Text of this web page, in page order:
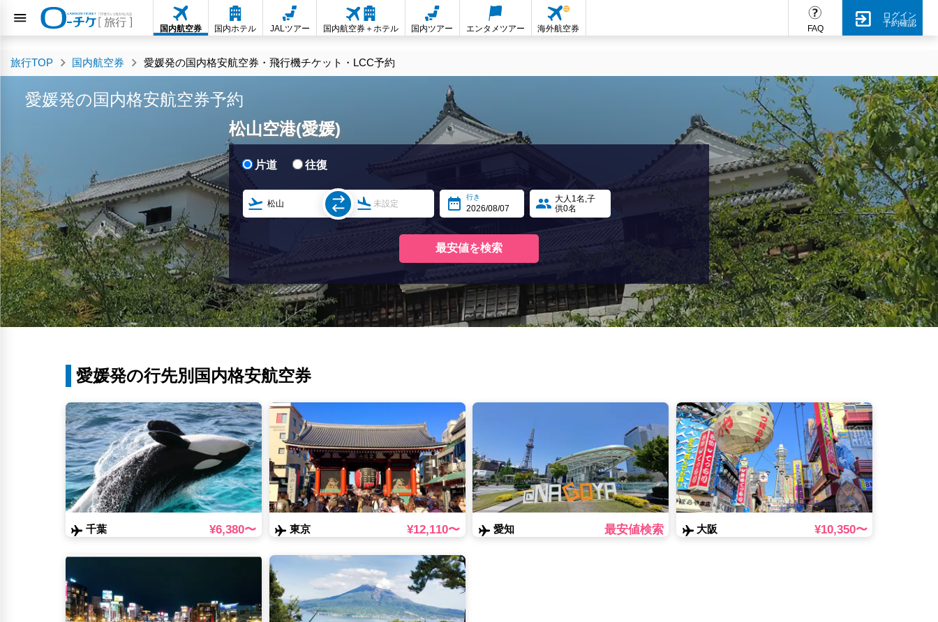
FAQ
ログイン
予約確認
国内航空券 国内ホテル JALツアー 国内航空券＋ホテル 国内ツアー エンタメツアー 海外航空券
旅行TOP 国内航空券 愛媛発の国内格安航空券・飛行機チケット・LCC予約
愛媛発の国内格安航空券予約
松山空港(愛媛)
愛媛発の行先別国内格安航空券
千葉 ¥6,380〜 東京 ¥12,110〜 愛知 最安値検索 大阪 ¥10,350〜